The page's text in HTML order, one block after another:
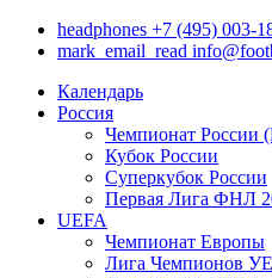
headphones +7 (495) 003-
mark_email_read
Календарь
Россия
Чемпионат России
Кубок России
Суперкубок России
Первая Лига ФНЛ
UEFA
Чемпионат Европы
Лига Чемпионов